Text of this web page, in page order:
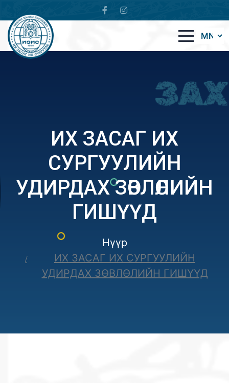
ИХ ЗАСАГ ИХ
СУРГУУЛИЙН
УДИРДАХ ЗӨВЛӨЛИЙН
ГИШҮҮД
Нүүр
ИХ ЗАСАГ ИХ СУРГУУЛИЙН
УДИРДАХ ЗӨВЛӨЛИЙН ГИШҮҮД